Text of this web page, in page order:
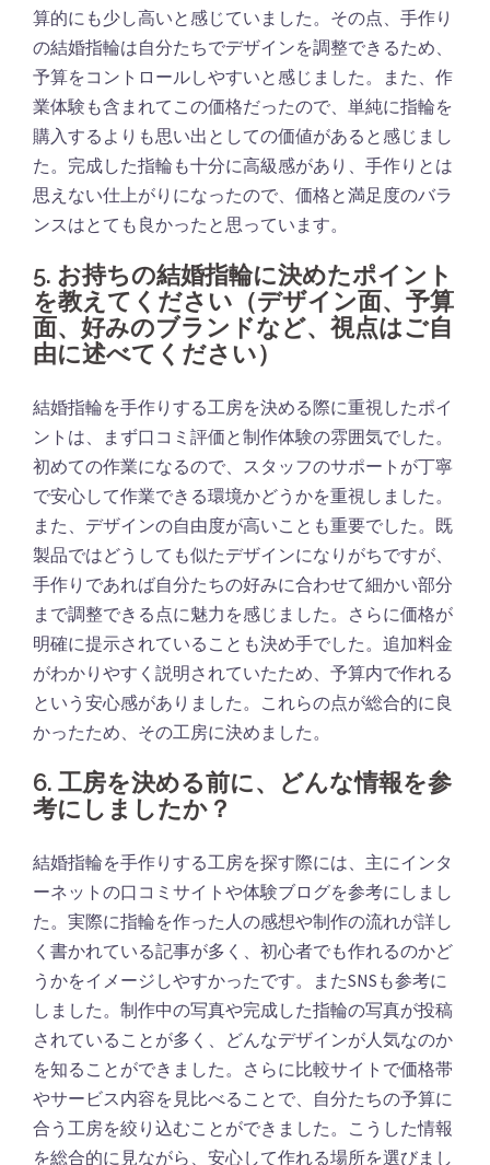
算的にも少し高いと感じていました。その点、手作り
の結婚指輪は自分たちでデザインを調整できるため、
予算をコントロールしやすいと感じました。また、作
業体験も含まれてこの価格だったので、単純に指輪を
購入するよりも思い出としての価値があると感じまし
た。完成した指輪も十分に高級感があり、手作りとは
思えない仕上がりになったので、価格と満足度のバラ
ンスはとても良かったと思っています。
5. お持ちの結婚指輪に決めたポイント
を教えてください（デザイン面、予算
面、好みのブランドなど、視点はご自
由に述べてください）
結婚指輪を手作りする工房を決める際に重視したポイ
ントは、まず口コミ評価と制作体験の雰囲気でした。
初めての作業になるので、スタッフのサポートが丁寧
で安心して作業できる環境かどうかを重視しました。
また、デザインの自由度が高いことも重要でした。既
製品ではどうしても似たデザインになりがちですが、
手作りであれば自分たちの好みに合わせて細かい部分
まで調整できる点に魅力を感じました。さらに価格が
明確に提示されていることも決め手でした。追加料金
がわかりやすく説明されていたため、予算内で作れる
という安心感がありました。これらの点が総合的に良
かったため、その工房に決めました。
6. 工房を決める前に、どんな情報を参
考にしましたか？
結婚指輪を手作りする工房を探す際には、主にインタ
ーネットの口コミサイトや体験ブログを参考にしまし
た。実際に指輪を作った人の感想や制作の流れが詳し
く書かれている記事が多く、初心者でも作れるのかど
うかをイメージしやすかったです。またSNSも参考に
しました。制作中の写真や完成した指輪の写真が投稿
されていることが多く、どんなデザインが人気なのか
を知ることができました。さらに比較サイトで価格帯
やサービス内容を見比べることで、自分たちの予算に
合う工房を絞り込むことができました。こうした情報
を総合的に見ながら、安心して作れる場所を選びまし